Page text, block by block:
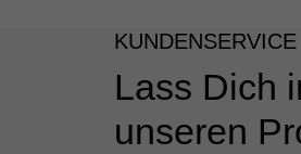
KUNDENSERVICE
Lass Dich
unseren